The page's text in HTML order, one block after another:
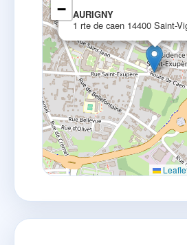
AURIGNY
1 rte de caen 14400 Saint-
−